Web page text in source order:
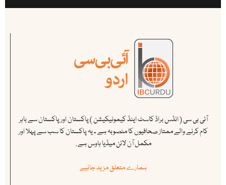
آئی بی سی ( انڈس براڈ کاسٹ اینڈ کیمونیکیشن ) پاکستان اور پاکستان سے باہر
کام کرنے والے ممتاز صحافیوں کا منصوبہ ہے ۔ یہ پاکستان کا سب سے پہلا اور
مکمل آن لائن میڈیا ہاوس ہے .
ہمارے متعلق مزید جانیے